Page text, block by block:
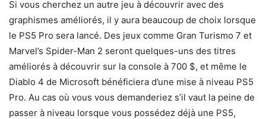
Si vous cherchez un autre jeu à découvrir avec des
graphismes améliorés, il y aura beaucoup de choix lorsque
le PS5 Pro sera lancé. Des jeux comme Gran Turismo 7 et
Marvel’s Spider-Man 2 seront quelques-uns des titres
améliorés à découvrir sur la console à 700 $, et même le
Diablo 4 de Microsoft bénéficiera d’une mise à niveau PS5
Pro. Au cas où vous vous demanderiez s’il vaut la peine de
passer à niveau lorsque vous possédez déjà une PS5,